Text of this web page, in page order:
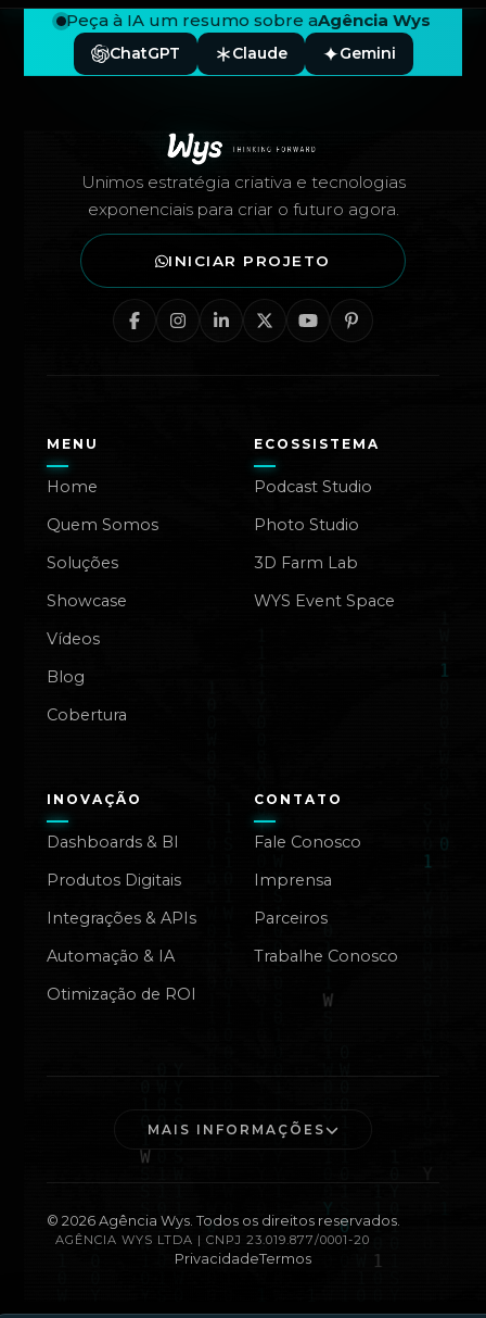
Peça à IA um resumo sobre aAgência Wys
ChatGPT Claude Gemini
Unimos estratégia criativa e tecnologias
exponenciais para criar o futuro agora.
INICIAR PROJETO
MENU
Home
Quem Somos
Soluções
Showcase
Vídeos
Blog
Cobertura
ECOSSISTEMA
Podcast Studio
Photo Studio
3D Farm Lab
WYS Event Space
INOVAÇÃO
Dashboards & BI
Produtos Digitais
Integrações & APIs
Automação & IA
Otimização de ROI
CONTATO
Fale Conosco
Imprensa
Parceiros
Trabalhe Conosco
MAIS INFORMAÇÕES
© 2026Agência Wys. Todos os direitos reservados.
AGÊNCIA WYS LTDA | CNPJ 23.019.877/0001-20
PrivacidadeTermos